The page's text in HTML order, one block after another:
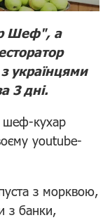
Шеф", а
українцями
3 дні.
шеф-кухар
youtube-
з морквою,
з банки,